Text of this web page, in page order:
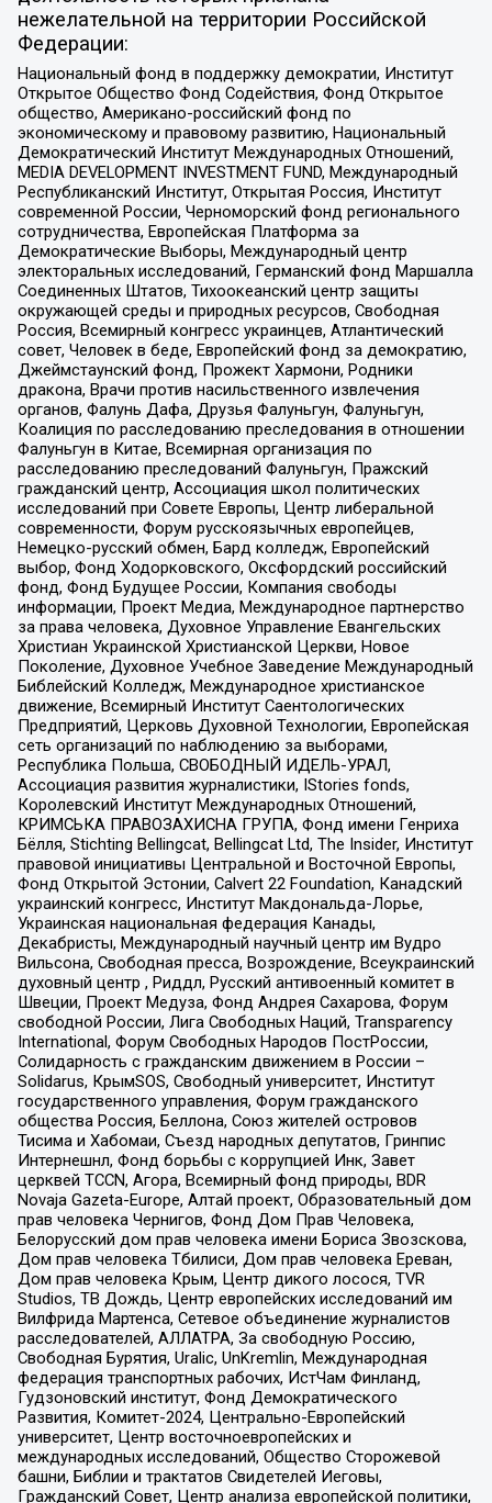
нежелательной на территории Российской
Федерации:
Национальный фонд в поддержку демократии, Институт
Открытое Общество Фонд Содействия, Фонд Открытое
общество, Американо-российский фонд по
экономическому и правовому развитию, Национальный
Демократический Институт Международных Отношений,
MEDIA DEVELOPMENT INVESTMENT FUND, Международный
Республиканский Институт, Открытая Россия, Институт
современной России, Черноморский фонд регионального
сотрудничества, Европейская Платформа за
Демократические Выборы, Международный центр
электоральных исследований, Германский фонд Маршалла
Соединенных Штатов, Тихоокеанский центр защиты
окружающей среды и природных ресурсов, Свободная
Россия, Всемирный конгресс украинцев, Атлантический
совет, Человек в беде, Европейский фонд за демократию,
Джеймстаунский фонд, Прожект Хармони, Родники
дракона, Врачи против насильственного извлечения
органов, Фалунь Дафа, Друзья Фалуньгун, Фалуньгун,
Коалиция по расследованию преследования в отношении
Фалуньгун в Китае, Всемирная организация по
расследованию преследований Фалуньгун, Пражский
гражданский центр, Ассоциация школ политических
исследований при Совете Европы, Центр либеральной
современности, Форум русскоязычных европейцев,
Немецко-русский обмен, Бард колледж, Европейский
выбор, Фонд Ходорковского, Оксфордский российский
фонд, Фонд Будущее России, Компания свободы
информации, Проект Медиа, Международное партнерство
за права человека, Духовное Управление Евангельских
Христиан Украинской Христианской Церкви, Новое
Поколение, Духовное Учебное Заведение Международный
Библейский Колледж, Международное христианское
движение, Всемирный Институт Саентологических
Предприятий, Церковь Духовной Технологии, Европейская
сеть организаций по наблюдению за выборами,
Республика Польша, СВОБОДНЫЙ ИДЕЛЬ-УРАЛ,
Ассоциация развития журналистики, IStories fonds,
Королевский Институт Международных Отношений,
КРИМСЬКА ПРАВОЗАХИСНА ГРУПА, Фонд имени Генриха
Бёлля, Stichting Bellingcat, Bellingcat Ltd, The Insider, Институт
правовой инициативы Центральной и Восточной Европы,
Фонд Открытой Эстонии, Calvert 22 Foundation, Канадский
украинский конгресс, Институт Макдональда-Лорье,
Украинская национальная федерация Канады,
Декабристы, Международный научный центр им Вудро
Вильсона, Свободная пресса, Возрождение, Всеукраинский
духовный центр , Риддл, Русский антивоенный комитет в
Швеции, Проект Медуза, Фонд Андрея Сахарова, Форум
свободной России, Лига Свободных Наций, Transparеncy
International, Форум Свободных Народов ПостРоссии,
Солидарность с гражданским движением в России –
Solidarus, КрымSOS, Свободный университет, Институт
государственного управления, Форум гражданского
общества Россия, Беллона, Союз жителей островов
Тисима и Хабомаи, Съезд народных депутатов, Гринпис
Интернешнл, Фонд борьбы с коррупцией Инк, Завет
церквей TCCN, Агора, Всемирный фонд природы, BDR
Novaja Gazeta-Europe, Алтай проект, Образовательный дом
прав человека Чернигов, Фонд Дом Прав Человека,
Белорусский дом прав человека имени Бориса Звозскова,
Дом прав человека Тбилиси, Дом прав человека Ереван,
Дом прав человека Крым, Центр дикого лосося, TVR
Studios, ТВ Дождь, Центр европейских исследований им
Вилфрида Мартенса, Сетевое объединение журналистов
расследователей, АЛЛАТРА, За свободную Россию,
Свободная Бурятия, Uralic, UnKremlin, Международная
федерация транспортных рабочих, ИстЧам Финланд,
Гудзоновский институт, Фонд Демократического
Развития, Комитет-2024, Центрально-Европейский
университет, Центр восточноевропейских и
международных исследований, Общество Сторожевой
башни, Библии и трактатов Свидетелей Иеговы,
Гражданский Совет, Центр анализа европейской политики,